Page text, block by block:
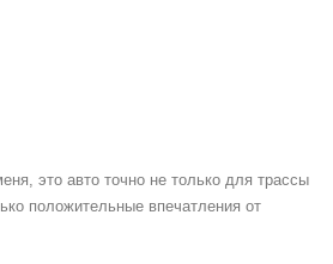
это авто точно не только для трассы
положительные впечатления от